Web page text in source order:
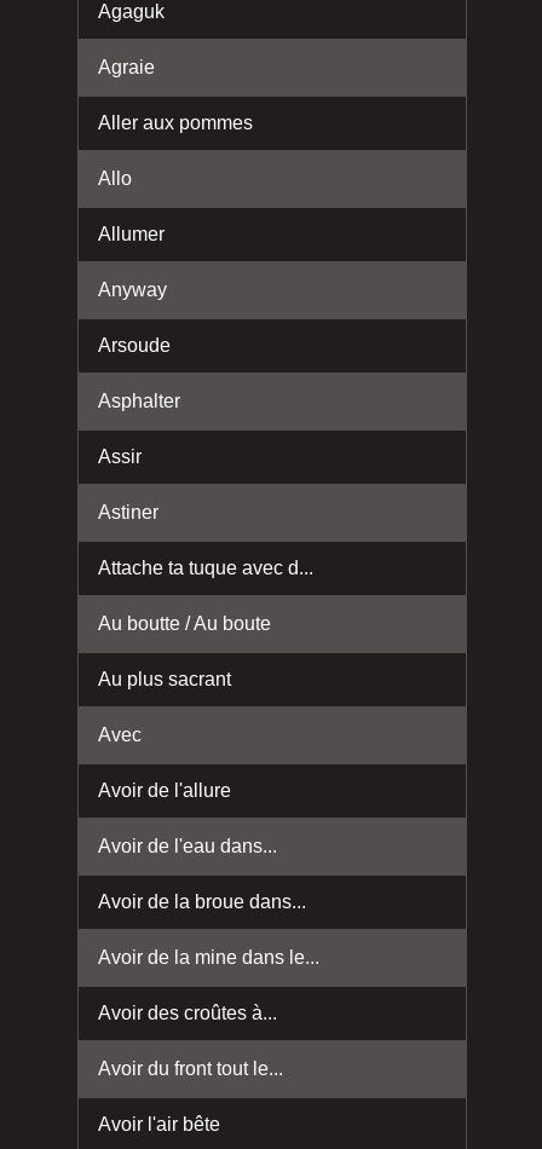
Agaguk
Agraie
Aller aux pommes
Allo
Allumer
Anyway
Arsoude
Asphalter
Assir
Astiner
Attache ta tuque avec d...
Au boutte / Au boute
Au plus sacrant
Avec
Avoir de l'allure
Avoir de l'eau dans...
Avoir de la broue dans...
Avoir de la mine dans le...
Avoir des croûtes à...
Avoir du front tout le...
Avoir l'air bête